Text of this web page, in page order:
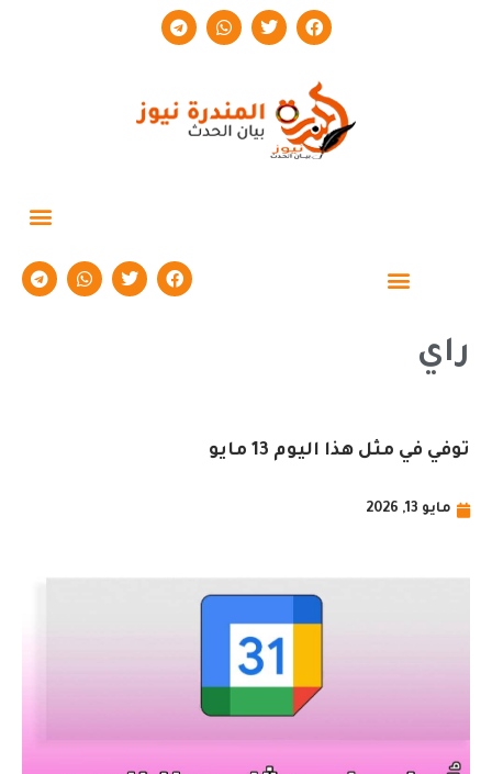
راي
توفي في مثل هذا اليوم 13 مايو
مايو 13, 2026